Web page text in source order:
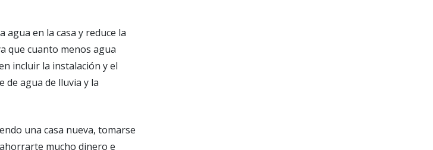
en la casa y reduce la
que cuanto menos agua
incluir la instalación y el
de agua de lluvia y la
una casa nueva, tomarse
mucho dinero e